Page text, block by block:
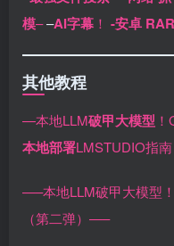
模––AI字幕 ！ -安卓
其他教程
—本地LLM破甲大模型
本地部署LMSTUDIO指
—–本地LLM破甲大模型！
（第二弹）—–